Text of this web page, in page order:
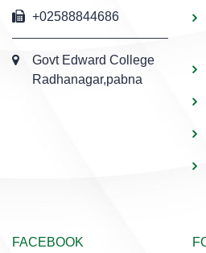
+02588844686
Govt Edward College
Radhanagar,pabna
FACEBOOK